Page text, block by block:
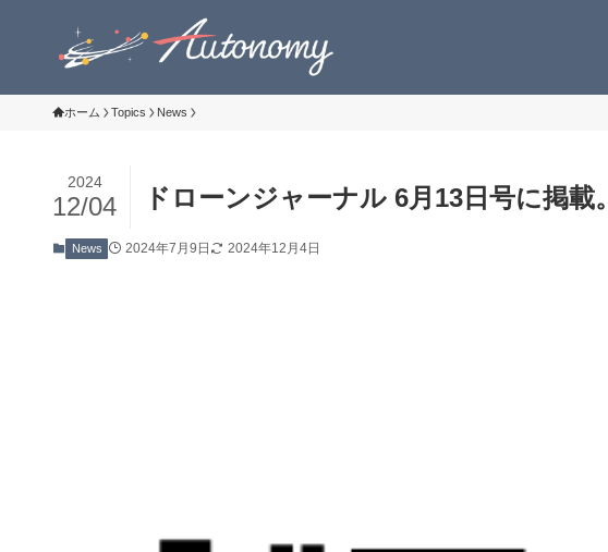
ホーム Topics News
ドローンジャーナル 6月13日号に掲載。
2024
12/04
News 2024年7月9日 2024年12月4日